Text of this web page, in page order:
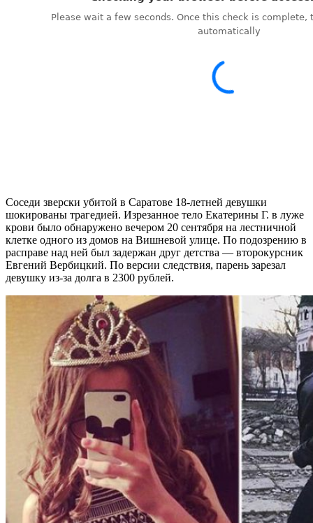
Соседи зверски убитой в Саратове 18-летней девушки
шокированы трагедией. Изрезанное тело Екатерины Г. в луже
крови было обнаружено вечером 20 сентября на лестничной
клетке одного из домов на Вишневой улице. По подозрению в
расправе над ней был задержан друг детства — второкурсник
Евгений Вербицкий. По версии следствия, парень зарезал
девушку из-за долга в 2300 рублей.